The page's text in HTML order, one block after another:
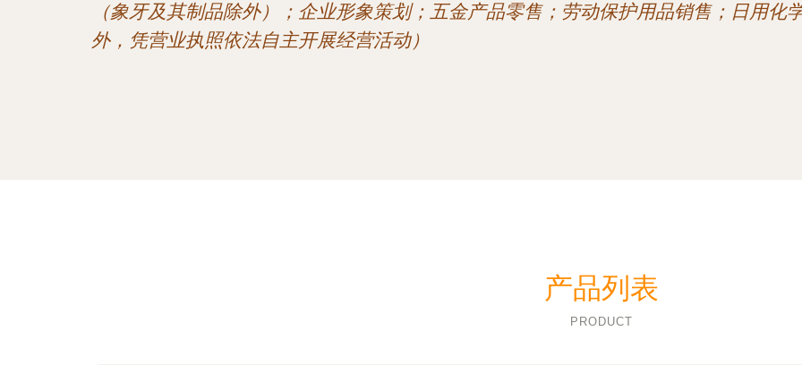
（象牙及其制品除外）；企业形象策划；五金产品零售；劳动保护用品销售；日用化
外，凭营业执照依法自主开展经营活动）
产品列表
PRODUCT